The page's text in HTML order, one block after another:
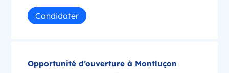
Candidater
Opportunité d’ouverture à Montluçon